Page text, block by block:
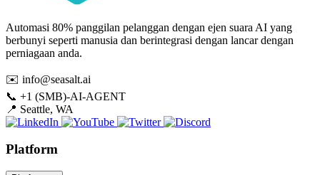
Automasi 80% panggilan pelanggan dengan ejen suara AI yang
berbunyi seperti manusia dan berintegrasi dengan lancar dengan
perniagaan anda.
✉️ info@seasalt.ai
📞 +1 (SMB)-AI-AGENT
📍 Seattle, WA
Platform